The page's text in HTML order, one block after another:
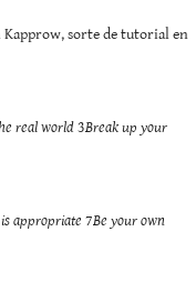
Kapprow, sorte de tutorial en
real world3Break up your
appropriate 7Be your own